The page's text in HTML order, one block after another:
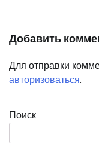
Добавить
Для отправки
авторизоваться.
Поиск